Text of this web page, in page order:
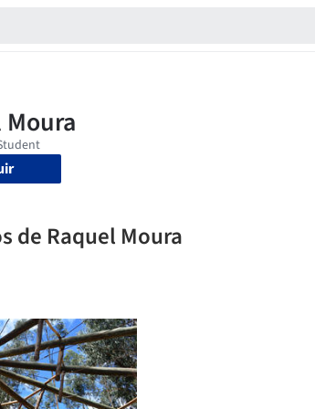
de Raquel Moura